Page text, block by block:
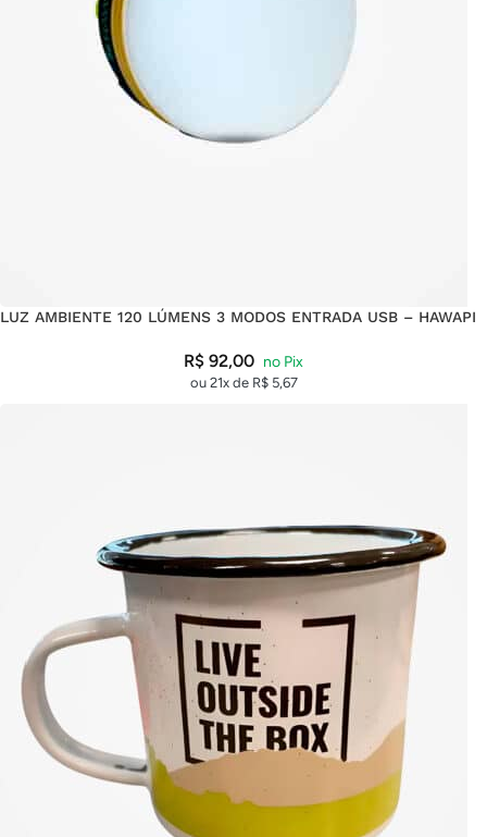
LUZ AMBIENTE 120 LÚMENS 3 MODOS ENTRADA USB – HAWAPI
R$ 92,00
ou 21x de R$ 5,67